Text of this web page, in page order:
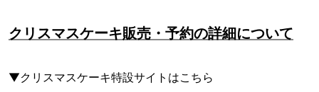
クリスマスケーキ販売・予約の詳細について
▼クリスマスケーキ特設サイトはこちら